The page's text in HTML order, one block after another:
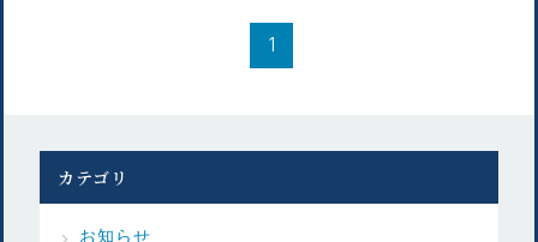
1
カテゴリ
お知らせ